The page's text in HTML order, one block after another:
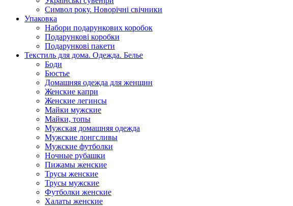
Символ року. Новорічні свічники
Упаковка
Набори подарункових коробок
Подарункові коробки
Подарункові пакети
Текстиль для дома. Одежда. Белье
Боди
Бюстье
Домашняя одежда для женщин
Женские капри
Женские легинсы
Майки мужские
Майки, топы
Мужская домашняя одежда
Мужские лонгсливы
Мужские футболки
Ночные рубашки
Пижамы женские
Трусы женские
Трусы мужские
Футболки женские
Халаты женские